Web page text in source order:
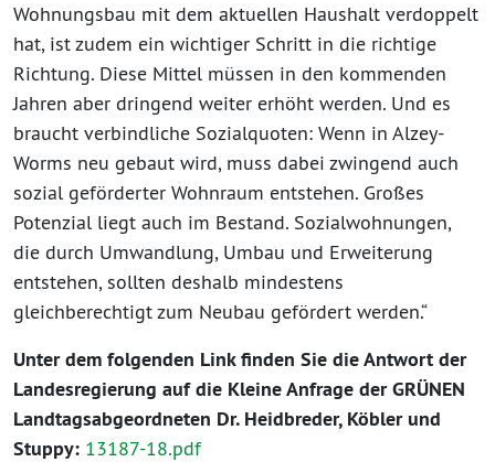
Wohnungsbau mit dem aktuellen Haushalt verdoppelt
hat, ist zudem ein wichtiger Schritt in die richtige
Richtung. Diese Mittel müssen in den kommenden
Jahren aber dringend weiter erhöht werden. Und es
braucht verbindliche Sozialquoten: Wenn in Alzey-
Worms neu gebaut wird, muss dabei zwingend auch
sozial geförderter Wohnraum entstehen. Großes
Potenzial liegt auch im Bestand. Sozialwohnungen,
die durch Umwandlung, Umbau und Erweiterung
entstehen, sollten deshalb mindestens
gleichberechtigt zum Neubau gefördert werden.“
Unter dem folgenden Link finden Sie die Antwort der
Landesregierung auf die Kleine Anfrage der GRÜNEN
Landtagsabgeordneten Dr. Heidbreder, Köbler und
Stuppy: 13187-18.pdf